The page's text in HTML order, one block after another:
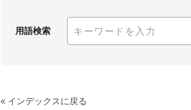
用語検索
« インデックスに戻る